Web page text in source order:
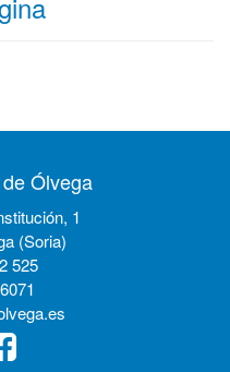
Ólvega
1
(Soria)
525